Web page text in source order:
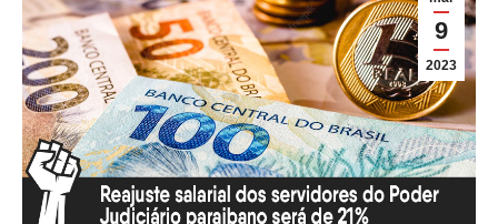
9
2023